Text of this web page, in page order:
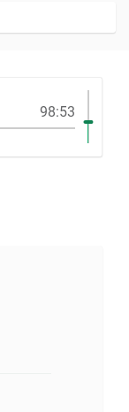
98:53